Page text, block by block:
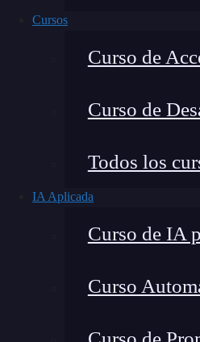
Cursos
Curso de
Curso de
Todos los
IA Aplicada
Curso de IA
Curso
Contribuyo a